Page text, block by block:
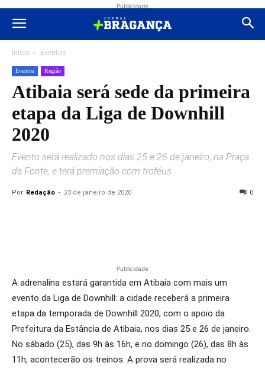
Publicidade
Início Eventos
Eventos Região
Atibaia será sede da primeira
etapa da Liga de Downhill
2020
Evento será realizado nos dias 25 e 26 de janeiro, na Praça
da Fonte, e terá premiação com troféus
Por Redação - 23 de janeiro de 2020 0
Publicidade
A adrenalina estará garantida em Atibaia com mais um
evento da Liga de Downhill: a cidade receberá a primeira
etapa da temporada de Downhill 2020, com o apoio da
Prefeitura da Estância de Atibaia, nos dias 25 e 26 de janeiro.
No sábado (25), das 9h às 16h, e no domingo (26), das 8h às
11h, acontecerão os treinos. A prova será realizada no